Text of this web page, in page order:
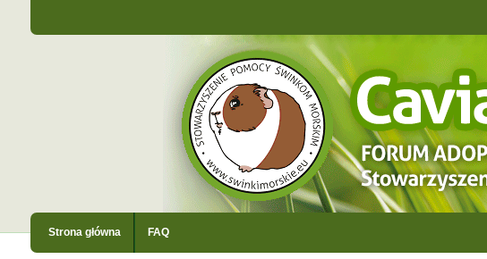
Strona główna FAQ